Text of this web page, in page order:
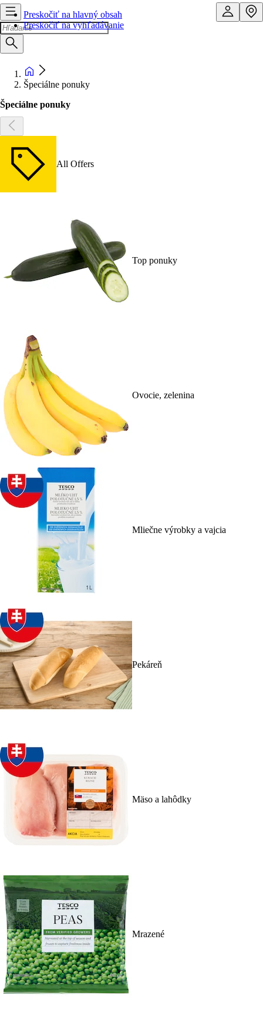
Preskočiť na hlavný obsah
Preskočiť na vyhľadávanie
Špeciálne ponuky
Špeciálne ponuky
All Offers
Top ponuky
Ovocie, zelenina
Mliečne výrobky a vajcia
Pekáreň
Mäso a lahôdky
Mrazené